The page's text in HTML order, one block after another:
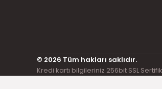
© 2026 Tüm hakları saklıdır.
Kredi kartı bilgileriniz 256bit SSL